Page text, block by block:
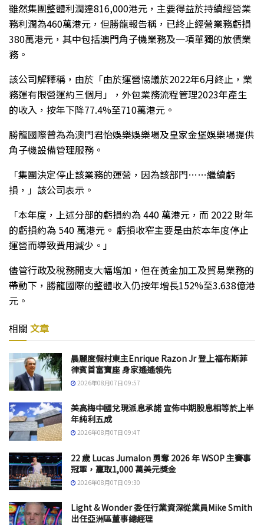
雖然集團整體利潤達816,000港元，主要得益於持續經營業
務利潤為460萬港元，但勝龍報告稱，已終止經營業務虧損
380萬港元，其中包括澳門角子機業務及一項單獨的放債業
務。
該公司解釋稱，由於「由於運營協議於2022年6月終止，業
務運有限營運約三個月」，外包業務流程管理2023年產生
的收入，按年下降77.4%至710萬港元。
勝龍國際曾為為澳門君怡娛樂娛樂場及皇家金堡娛樂場提供
角子機設備管理服務。
「集團決定停止該業務的運營，因為該部門……繼續虧
損，」該公司表示。
「本年度，上述分部的虧損約為 440 萬港元，而 2022 財年
的虧損約為 540 萬港元。 虧損收窄主要是由於本年度停止
運營而導致費用減少。」
儘管行政及稅務開支大幅增加，但在黃金加工及貿易業務的
帶動下，勝龍國際的整體收入仍按年增長152%至3.638億港
元。
相關 文章
晨麗度假村東主Enrique Razon Jr 登上福布斯菲
律賓首富寶座 身家遙遙領先
2026年08月07日 09:57
美高梅中國兌現派息承諾 宣佈中期股息相等於上半
年純利五成
2026年08月07日 09:47
22 歲 Lucas Jumalon 勇奪 2026 年 WSOP 主賽事
冠軍，贏取1,000 萬美元獎金
2026年08月07日 09:30
Light & Wonder 委任行業資深從業員Mike Smith
出任亞洲區董事總經理